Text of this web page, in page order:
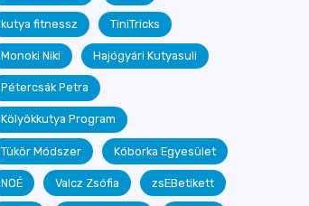
kutya fitnessz TiniTricks
Monoki Niki Hajógyári Kutyasuli
Pétercsák Petra
Kölyökkutya Program
Tükör Módszer Kóborka Egyesület
NOÉ Valcz Zsófia zsEBetikett